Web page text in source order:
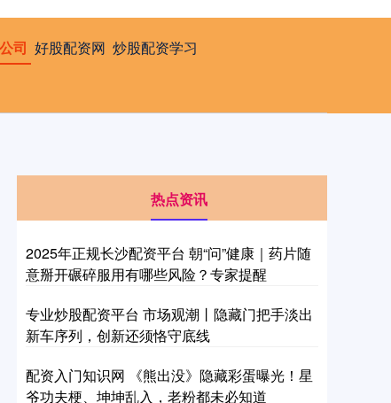
司 好股配资网 炒股配资学习
热点资讯
2025年正规长沙配资平台 朝“问”健康｜药片随
意掰开碾碎服用有哪些风险？专家提醒
专业炒股配资平台 市场观潮丨隐藏门把手淡出
新车序列，创新还须恪守底线
配资入门知识网 《熊出没》隐藏彩蛋曝光！星
爷功夫梗、坤坤乱入，老粉都未必知道